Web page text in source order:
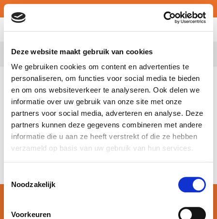
Deze website maakt gebruik van cookies
We gebruiken cookies om content en advertenties te
personaliseren, om functies voor social media te bieden
en om ons websiteverkeer te analyseren. Ook delen we
informatie over uw gebruik van onze site met onze
partners voor social media, adverteren en analyse. Deze
partners kunnen deze gegevens combineren met andere
informatie die u aan ze heeft verstrekt of die ze hebben
verzameld op basis van uw gebruik van hun services.
Noodzakelijk
Voorkeuren
MY ATALIAN
Belgium
In order to provide you with even better service,ATALIAN
GLOBAL SERVICES BELGIUMis moving inANTWERPEN
You can find us from 12/01/2019 on:
KAMBALASTRAAT 14, 2030 ANTWERPEN
Phone : +32 3 651 21 01